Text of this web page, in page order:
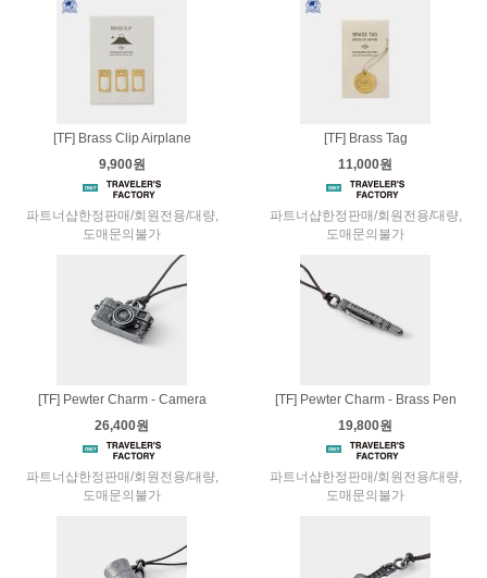
[TF] Brass Clip Airplane
9,900원
파트너샵한정판매/회원전용/대량,
도매문의불가
[TF] Brass Tag
11,000원
파트너샵한정판매/회원전용/대량,
도매문의불가
[TF] Pewter Charm - Camera
26,400원
파트너샵한정판매/회원전용/대량,
도매문의불가
[TF] Pewter Charm - Brass Pen
19,800원
파트너샵한정판매/회원전용/대량,
도매문의불가